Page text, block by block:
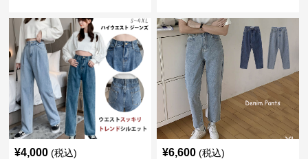
¥4,000 (税込) ¥6,600 (税込)